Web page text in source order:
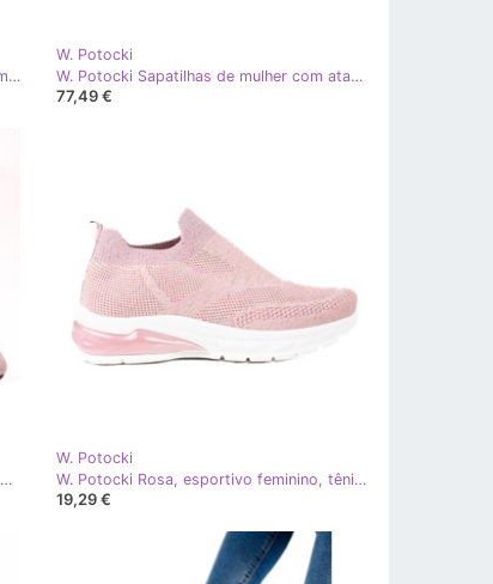
W. Potocki Sandálias espadrille rosa de mulher Potocki
W. Potocki
W. Potocki Sapatilhas de mulher com atacadores Pó Potocki rosa
77,49 €
W. Potocki Bailarinas de tecido feminino Potocki com purpurina rosa
W. Potocki
W. Potocki Rosa, esportivo feminino, tênis Potocki, tecido com glitter
19,29 €